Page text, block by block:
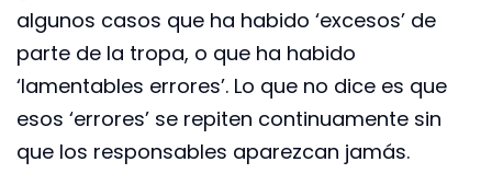
algunos casos que ha habido ‘excesos’ de
parte de la tropa, o que ha habido
‘lamentables errores’. Lo que no dice es que
esos ‘errores’ se repiten continuamente sin
que los responsables aparezcan jamás.